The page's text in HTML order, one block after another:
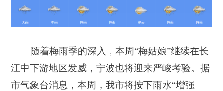
随着梅雨季的深入，本周“梅姑娘”继续在长
江中下游地区发威，宁波也将迎来严峻考验。据
市气象台消息，本周，我市将按下雨水“增强